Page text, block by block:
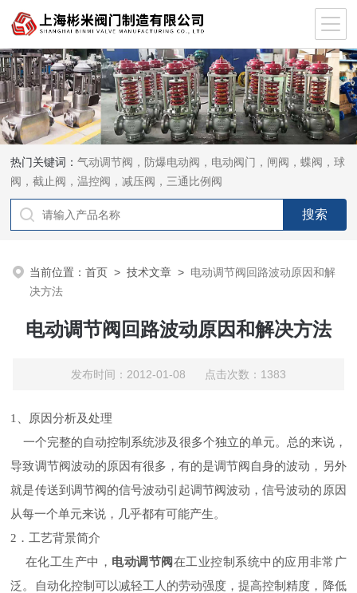
热门关键词：气动调节阀，防爆电动阀，电动阀门，闸阀，蝶阀，球
阀，截止阀，温控阀，减压阀，三通比例阀
当前位置：首页 >技术文章 > 电动调节阀回路波动原因和解
决方法
电动调节阀回路波动原因和解决方法
发布时间：2012-01-08 点击次数：1383
1
、原因分析及处理
一个完整的自动控制系统涉及很多个独立的单元。总的来说，
导致调节阀波动的原因有很多，有的是调节阀自身的波动，另外
就是传送到调节阀的信号波动引起调节阀波动，信号波动的原因
从每一个单元来说，几乎都有可能产生。
2 ．工艺背景简介
在化工生产中， 电动调节阀在工业控制系统中的应用非常广
泛。自动化控制可以减轻工人的劳动强度，提高控制精度，降低